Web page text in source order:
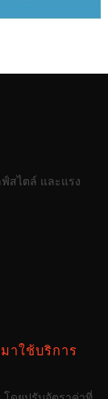
ฟ์สไตล์ และแรง
าใช้บริการ